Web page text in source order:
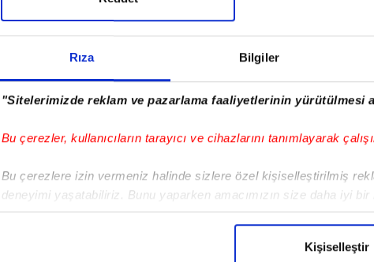
Rıza Bilgiler
"Sitelerimizde reklam ve pazarlama faaliyetlerinin yürütülmesi
Bu çerezler, kullanıcıların tarayıcı ve cihazlarını tanımlayarak
Bu çerezlere izin vermeniz halinde sizlere özel kişiselleştirilmiş
deneyimi yaşatabiliriz. Bunu yaparken amacımızın size daha iyi
içerikleri sunabilmek adına elimizden gelen çabayı gösterdiğimizi
Kişiselleştir
HER YERDE!